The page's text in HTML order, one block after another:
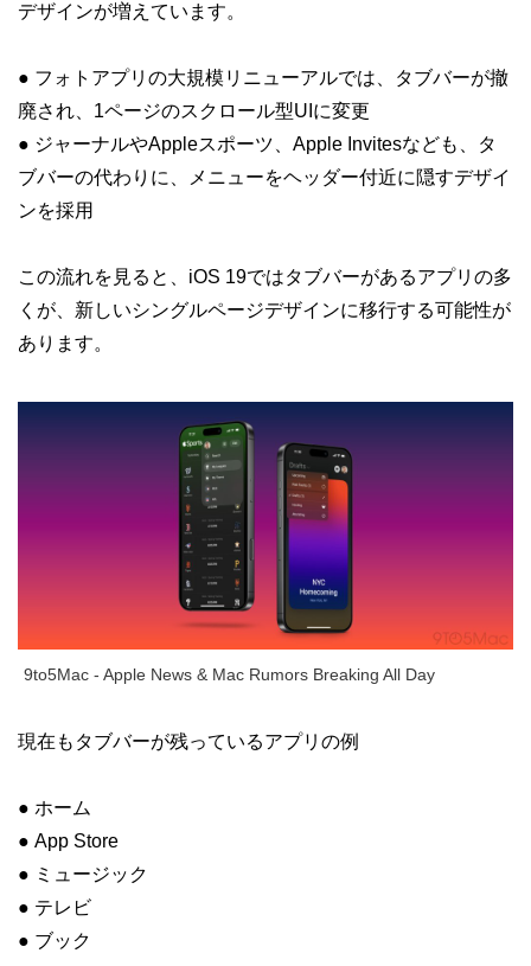
デザインが増えています。
● フォトアプリの大規模リニューアルでは、タブバーが撤
廃され、1ページのスクロール型UIに変更
● ジャーナルやAppleスポーツ、Apple Invitesなども、タ
ブバーの代わりに、メニューをヘッダー付近に隠すデザイ
ンを採用
この流れを見ると、iOS 19ではタブバーがあるアプリの多
くが、新しいシングルページデザインに移行する可能性が
あります。
9to5Mac - Apple News & Mac Rumors Breaking All Day
現在もタブバーが残っているアプリの例
● ホーム
● App Store
● ミュージック
● テレビ
● ブック